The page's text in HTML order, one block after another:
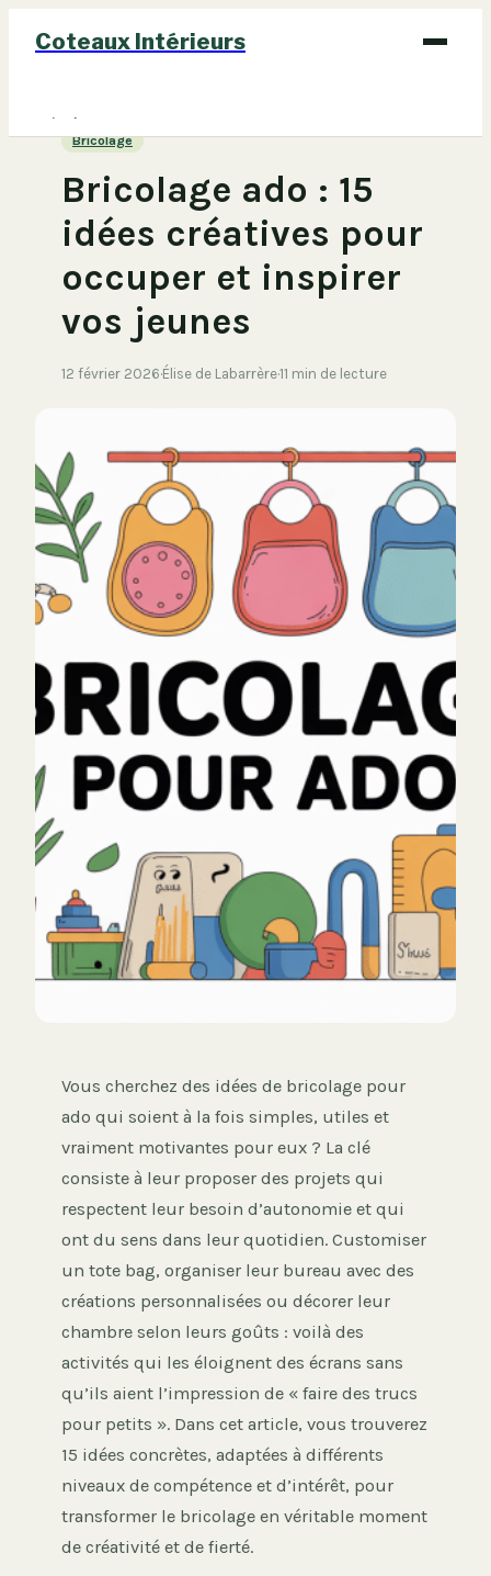
Coteaux Intérieurs
Bricolage
Bricolage
Bricolage ado : 15
idées créatives pour
occuper et inspirer
vos jeunes
12 février 2026·Élise de Labarrère·11 min de lecture
Vous cherchez des idées de bricolage pour
ado qui soient à la fois simples, utiles et
vraiment motivantes pour eux ? La clé
consiste à leur proposer des projets qui
respectent leur besoin d’autonomie et qui
ont du sens dans leur quotidien. Customiser
un tote bag, organiser leur bureau avec des
créations personnalisées ou décorer leur
chambre selon leurs goûts : voilà des
activités qui les éloignent des écrans sans
qu’ils aient l’impression de « faire des trucs
pour petits ». Dans cet article, vous trouverez
15 idées concrètes, adaptées à différents
niveaux de compétence et d’intérêt, pour
transformer le bricolage en véritable moment
de créativité et de fierté.